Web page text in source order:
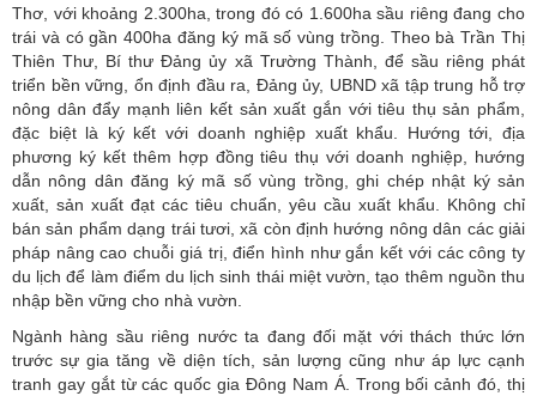
Thơ, với khoảng 2.300ha, trong đó có 1.600ha sầu riêng đang cho
trái và có gần 400ha đăng ký mã số vùng trồng. Theo bà Trần Thị
Thiên Thư, Bí thư Đảng ủy xã Trường Thành, để sầu riêng phát
triển bền vững, ổn định đầu ra, Đảng ủy, UBND xã tập trung hỗ trợ
nông dân đẩy mạnh liên kết sản xuất gắn với tiêu thụ sản phẩm,
đặc biệt là ký kết với doanh nghiệp xuất khẩu. Hướng tới, địa
phương ký kết thêm hợp đồng tiêu thụ với doanh nghiệp, hướng
dẫn nông dân đăng ký mã số vùng trồng, ghi chép nhật ký sản
xuất, sản xuất đạt các tiêu chuẩn, yêu cầu xuất khẩu. Không chỉ
bán sản phẩm dạng trái tươi, xã còn định hướng nông dân các giải
pháp nâng cao chuỗi giá trị, điển hình như gắn kết với các công ty
du lịch để làm điểm du lịch sinh thái miệt vườn, tạo thêm nguồn thu
nhập bền vững cho nhà vườn.
Ngành hàng sầu riêng nước ta đang đối mặt với thách thức lớn
trước sự gia tăng về diện tích, sản lượng cũng như áp lực cạnh
tranh gay gắt từ các quốc gia Đông Nam Á. Trong bối cảnh đó, thị